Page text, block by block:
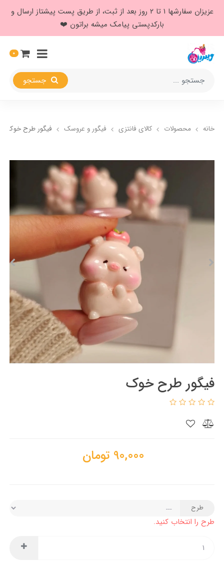
عزیزان سفارشها ۱ تا ۲ روز بعد از ثبت، از طریق پست پیشتاز ارسال و
بارکدپستی پیامک میشه براتون ❤️
0
خانه محصولات کالای فانتزی فیگور و عروسک فیگور طرح خوک
فیگور طرح خوک
90,000 تومان
طرح
طرح را انتخاب کنید.